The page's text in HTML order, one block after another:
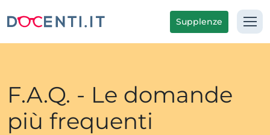
Supplenze
F.A.Q. - Le domande
più frequenti